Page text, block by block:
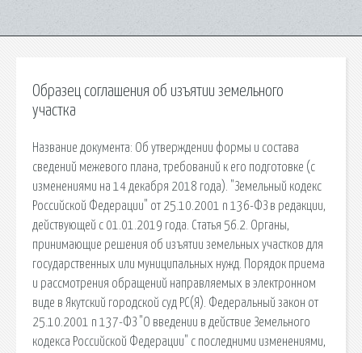
Образец соглашения об изъятии земельного
участка
Название документа: Об утверждении формы и состава
сведений межевого плана, требований к его подготовке (с
изменениями на 14 декабря 2018 года). "Земельный кодекс
Российской Федерации" от 25.10.2001 n 136-ФЗ в редакции,
действующей с 01.01.2019 года. Статья 56.2. Органы,
принимающие решения об изъятии земельных участков для
государственных или муниципальных нужд. Порядок приема
и рассмотрения обращений направляемых в электронном
виде в Якутский городской суд РС(Я). Федеральный закон от
25.10.2001 n 137-ФЗ "О введении в действие Земельного
кодекса Российской Федерации" с последними изменениями,